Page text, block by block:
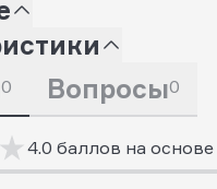
0 Вопросы0
4.0 баллов на